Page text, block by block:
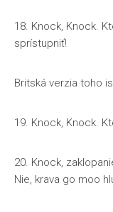
18. Knock, Knock.
sprístupniť!
Britská verzia toho
19. Knock, Knock.
20. Knock,
Nie, krava go moo